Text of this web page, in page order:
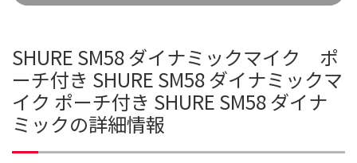
SHURE SM58 ダイナミックマイク ポ
ーチ付き SHURE SM58 ダイナミックマ
イク ポーチ付き SHURE SM58 ダイナ
ミックの詳細情報